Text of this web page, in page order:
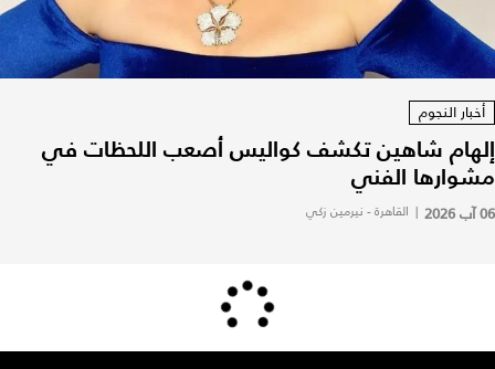
أخبار النجوم
إلهام شاهين تكشف كواليس أصعب اللحظات في
مشوارها الفني
06 آب 2026 | القاهرة - نيرمين زكي